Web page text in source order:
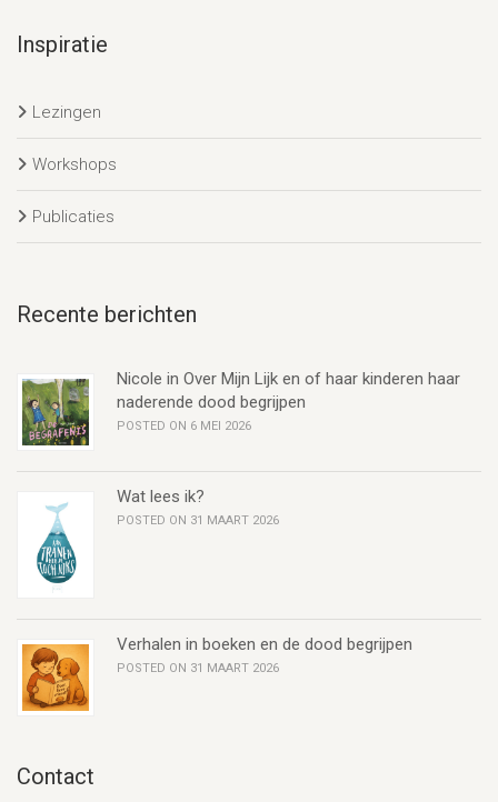
Inspiratie
Lezingen
Workshops
Publicaties
Recente berichten
Nicole in Over Mijn Lijk en of haar kinderen haar
naderende dood begrijpen
POSTED ON 6 MEI 2026
Wat lees ik?
POSTED ON 31 MAART 2026
Verhalen in boeken en de dood begrijpen
POSTED ON 31 MAART 2026
Contact